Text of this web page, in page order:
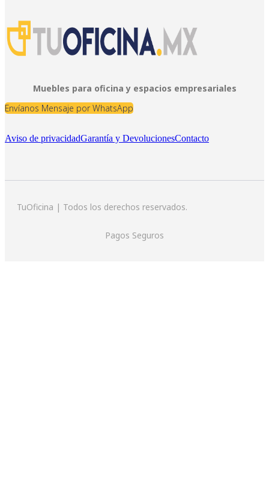
Muebles para oficina y espacios empresariales
Envíanos Mensaje por WhatsApp
Aviso de privacidadGarantía y DevolucionesContacto
TuOficina | Todos los derechos reservados.
Pagos Seguros